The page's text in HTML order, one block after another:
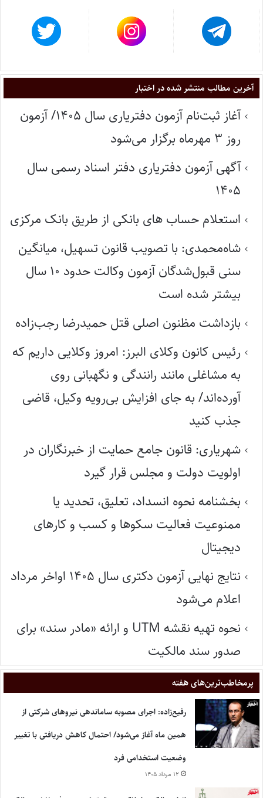
آخرین مطالب منتشر شده در اختبار
آغاز ثبت‌نام آزمون دفتریاری سال ۱۴۰۵/ آزمون
روز ۳ مهرماه برگزار می‌شود
آگهی آزمون دفتریاری دفتر اسناد رسمی سال
۱۴۰۵
استعلام حساب های بانکی از طریق بانک مرکزی
شاه‌محمدی: با تصویب قانون تسهیل، میانگین
سنی قبول‌شدگان آزمون وکالت حدود ۱۰ سال
بیشتر شده است
بازداشت مظنون اصلی قتل حمیدرضا رجب‌زاده
رئیس کانون وکلای البرز: امروز وکلایی داریم که
به مشاغلی مانند رانندگی و نگهبانی روی
آورده‌اند/ به جای افزایش بی‌رویه وکیل، قاضی
جذب کنید
شهریاری: قانون جامع حمایت از خبرنگاران در
اولویت دولت و مجلس قرار گیرد
بخشنامه نحوه انسداد، تعلیق، تحدید یا
ممنوعیت فعالیت سکوها و کسب و کارهای
دیجیتال
نتایج نهایی آزمون دکتری سال ۱۴۰۵ اواخر مرداد
اعلام می‌شود
نحوه تهیه نقشه UTM و ارائه «مادر سند» برای
صدور سند مالکیت
پر‌مخاطب‌ترین‌های هفته
رفیع‌زاده: اجرای مصوبه ساماندهی نیروهای شرکتی از
همین ماه آغاز می‌شود/ احتمال کاهش دریافتی با تغییر
وضعیت استخدامی فرد
۱۲ مرداد ۱۴۰۵